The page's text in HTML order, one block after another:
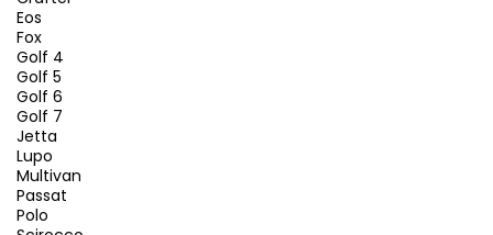
Eos
Fox
Golf 4
Golf 5
Golf 6
Golf 7
Jetta
Lupo
Multivan
Passat
Polo